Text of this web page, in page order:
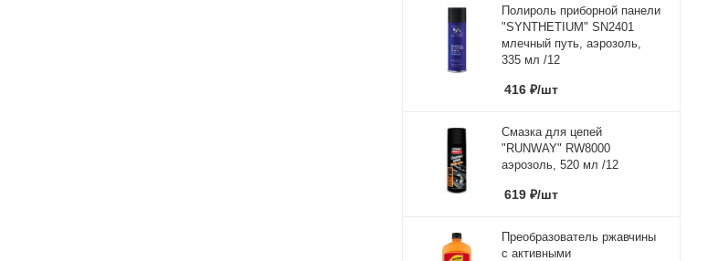
Полироль приборной панели
"SYNTHETIUM" SN2401
млечный путь, аэрозоль,
335 мл /12
416 ₽/шт
Смазка для цепей
"RUNWAY" RW8000
аэрозоль, 520 мл /12
619 ₽/шт
Преобразователь ржавчины
с активными